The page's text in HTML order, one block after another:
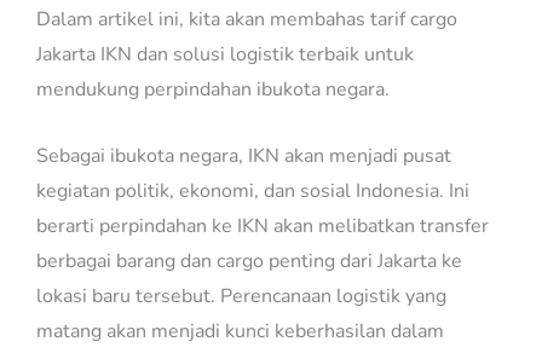
Dalam artikel ini, kita akan membahas tarif cargo
Jakarta IKN dan solusi logistik terbaik untuk
mendukung perpindahan ibukota negara.
Sebagai ibukota negara, IKN akan menjadi pusat
kegiatan politik, ekonomi, dan sosial Indonesia. Ini
berarti perpindahan ke IKN akan melibatkan transfer
berbagai barang dan cargo penting dari Jakarta ke
lokasi baru tersebut. Perencanaan logistik yang
matang akan menjadi kunci keberhasilan dalam